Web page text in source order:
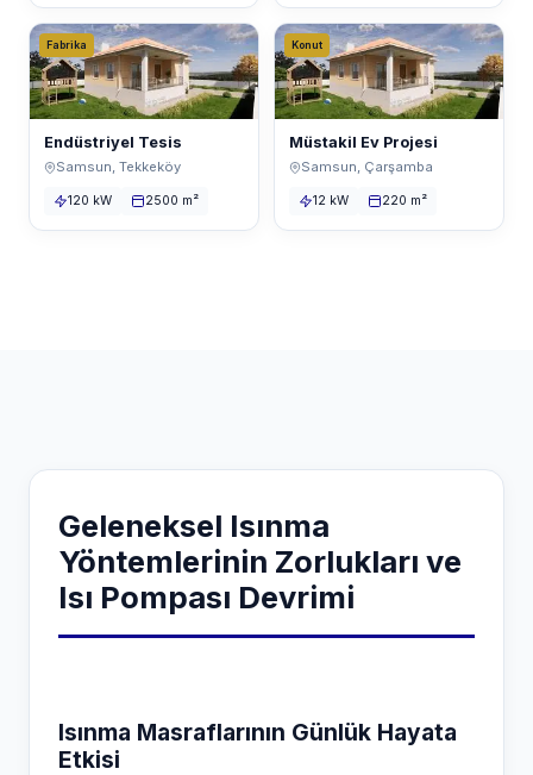
Fabrika
Endüstriyel Tesis
Samsun, Tekkeköy
120 kW 2500 m²
Konut
Müstakil Ev Projesi
Samsun, Çarşamba
12 kW 220 m²
Geleneksel Isınma
Yöntemlerinin Zorlukları ve
Isı Pompası Devrimi
Isınma Masraflarının Günlük Hayata
Etkisi